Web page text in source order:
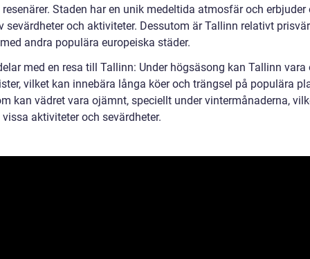
resenärer. Staden har en unik medeltida atmosfär och erbjuder
sevärdheter och aktiviteter. Dessutom är Tallinn relativt
andra populära europeiska städer.
med en resa till Tallinn: Under högsäsong kan Tallinn
vilket kan innebära långa köer och trängsel på populära
kan vädret vara ojämnt, speciellt under vintermånaderna,
aktiviteter och sevärdheter.